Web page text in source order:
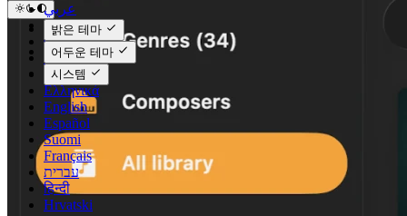
عربي
Català
Čeština
Dansk
Deutsch
Ελληνικά
English
Español
Suomi
Français
עברית
हिन्दी
Hrvatski
밝은 테마
어두운 테마
시스템